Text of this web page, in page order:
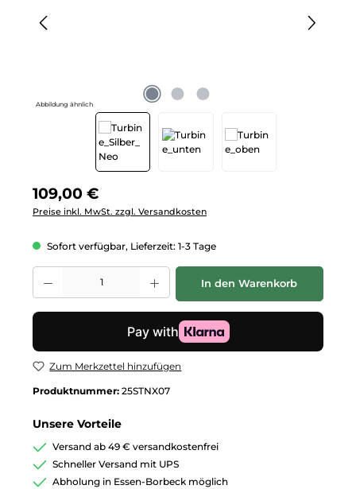
Abbildung ähnlich
Regulärer Preis:
109,00 €
Preise inkl. MwSt. zzgl. Versandkosten
Sofort verfügbar, Lieferzeit: 1-3 Tage
Produkt Anzahl: Gib den gewünschten Wert ein oder benutze die
In den Warenkorb
Zum Merkzettel hinzufügen
Produktnummer: 25STNX07
Unsere Vorteile
Versand ab 49 € versandkostenfrei
Schneller Versand mit UPS
Abholung in Essen-Borbeck möglich